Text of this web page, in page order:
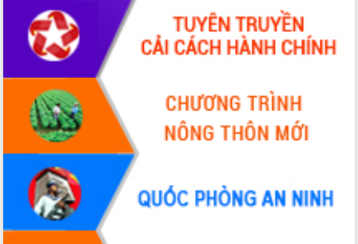
Xây dựng nông thôn mới: Nâng cao đời
sống người dân từ những mô hình thiết
thực
Quyết liệt tháo gỡ vướng mắc, đẩy
nhanh tiến độ các dự án trọng điểm
trong Khu kinh tế Nam Phú Yên
Hòn Yến phát triển du lịch gắn với bảo
tồn biển
Lấy ý kiến điều chỉnh Quy hoạch tỉnh
Đắk Lắk thời kỳ 2021-2030, tầm nhìn
đến năm 2050
Phát động chiến dịch 30 ngày đêm
giải phóng mặt bằng Tuyến đường bộ
ven biển